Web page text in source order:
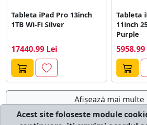
Tableta iPad Pro 13inch
1TB Wi-Fi Silver
17440.99 Lei
Tableta
11inch
Purple
5958.99
Afişează mai multe
Acest site foloseste module